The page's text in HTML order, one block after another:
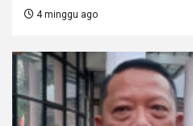
4 minggu ago